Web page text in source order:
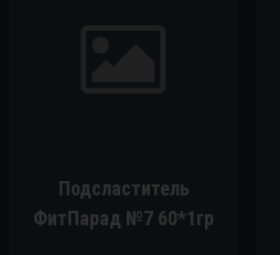
Подсластитель
ФитПарад №7 60*1гр